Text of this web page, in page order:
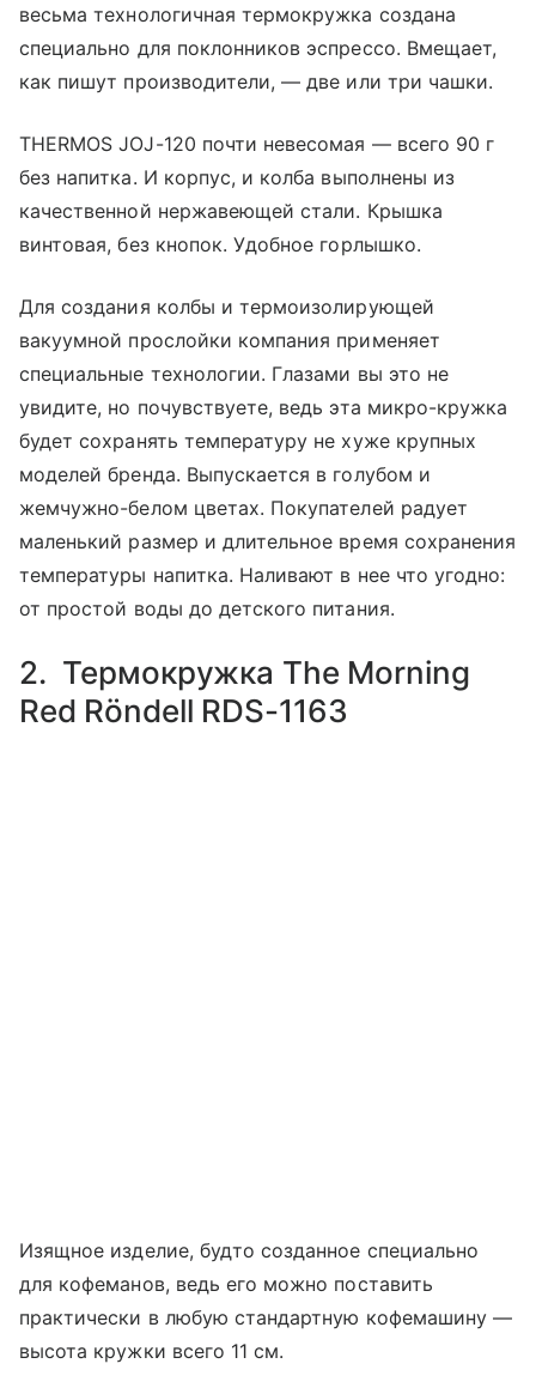
весьма технологичная термокружка создана
специально для поклонников эспрессо. Вмещает,
как пишут производители, — две или три чашки.
THERMOS JOJ-120 почти невесомая — всего 90 г
без напитка. И корпус, и колба выполнены из
качественной нержавеющей стали. Крышка
винтовая, без кнопок. Удобное горлышко.
Для создания колбы и термоизолирующей
вакуумной прослойки компания применяет
специальные технологии. Глазами вы это не
увидите, но почувствуете, ведь эта микро-кружка
будет сохранять температуру не хуже крупных
моделей бренда. Выпускается в голубом и
жемчужно-белом цветах. Покупателей радует
маленький размер и длительное время сохранения
температуры напитка. Наливают в нее что угодно:
от простой воды до детского питания.
2. Термокружка The Morning
Red Rӧndell RDS-1163
Изящное изделие, будто созданное специально
для кофеманов, ведь его можно поставить
практически в любую стандартную кофемашину —
высота кружки всего 11 см.